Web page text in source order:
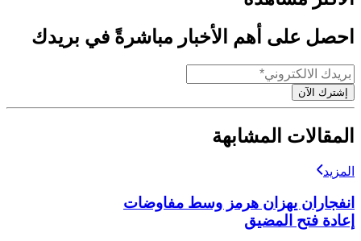
احصل على أهم الأخبار مباشرةً في بريدك
إشترك الآن
المقالات المشابهة
المزيد
انفجاران يهزان هرمز وسط مفاوضات
إعادة فتح المضيق